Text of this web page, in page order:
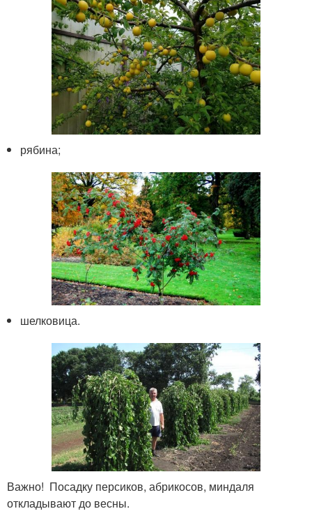
рябина;
шелковица.
Важно! Посадку персиков, абрикосов, миндаля
откладывают до весны.